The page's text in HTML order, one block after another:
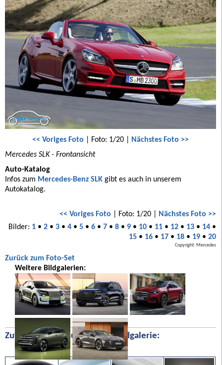
<< Voriges Foto | Foto: 1/20 | Nächstes Foto >>
Mercedes SLK - Frontansicht
Auto-Katalog
Infos zum Mercedes-Benz SLK gibt es auch in unserem
Autokatalog.
<< Voriges Foto | Foto: 1/20 | Nächstes Foto >>
Bilder: 1• 2• 3• 4• 5• 6• 7• 8• 9• 10• 11• 12• 13• 14•
15• 16• 17• 18• 19• 20
Copyright: Mercedes
Zurück zum Foto-Set
Weitere Bildgalerien:
Zufällige Bilder aus unserer Bildgalerie: